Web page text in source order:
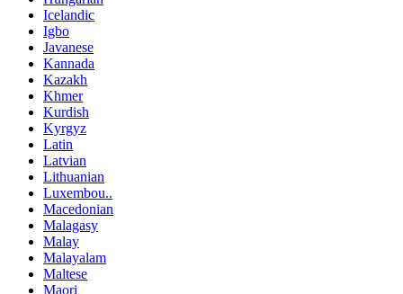
Icelandic
Igbo
Javanese
Kannada
Kazakh
Khmer
Kurdish
Kyrgyz
Latin
Latvian
Lithuanian
Luxembou..
Macedonian
Malagasy
Malay
Malayalam
Maltese
Maori